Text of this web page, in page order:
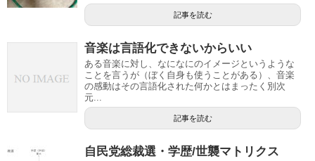
記事を読む
音楽は言語化できないからいい
ある音楽に対し、なになにのイメージというような
ことを言うが（ぼく自身も使うことがある）、音楽
の感動はその言語化された何かとはまったく別次
元...
記事を読む
自民党総裁選・学歴/世襲マトリクス